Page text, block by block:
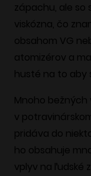
zápachu, ale so
viskózna, čo
obsahom VG
atomizérov a
husté na to aby
Mnoho bežných
v
pridáva do
ho obsahuje
vplyv na ľudské